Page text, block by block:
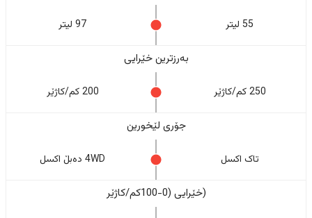
55 لیتر 97 لیتر
بەرزترین خێرایی
250 کم/کاژێر 200 کم/کاژێر
جۆری لێخورین
تاک اکسل 4WD دەبڵ اکسل
(خێرایی (0-100کم/کاژێر